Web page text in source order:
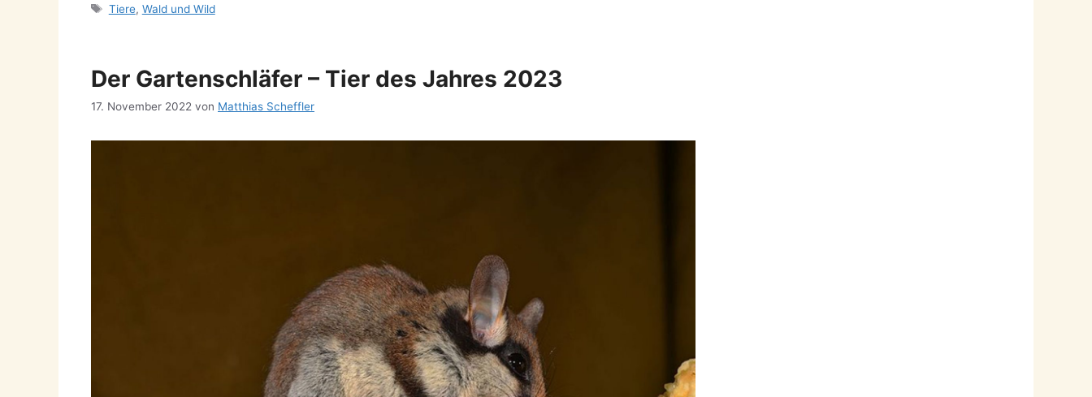
Schlagwörter
Tiere, Wald und Wild
Der Gartenschläfer – Tier des Jahres 2023
17. November 2022 von Matthias Scheffler